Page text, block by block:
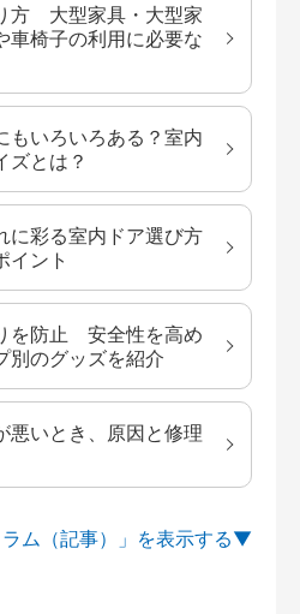
方 大型家具・大型家
車椅子の利用に必要な
もいろいろある？室内
ズとは？
に彩る室内ドア選び方
イント
を防止 安全性を高め
別のグッズを紹介
悪いとき、原因と修理
ム（記事）」を